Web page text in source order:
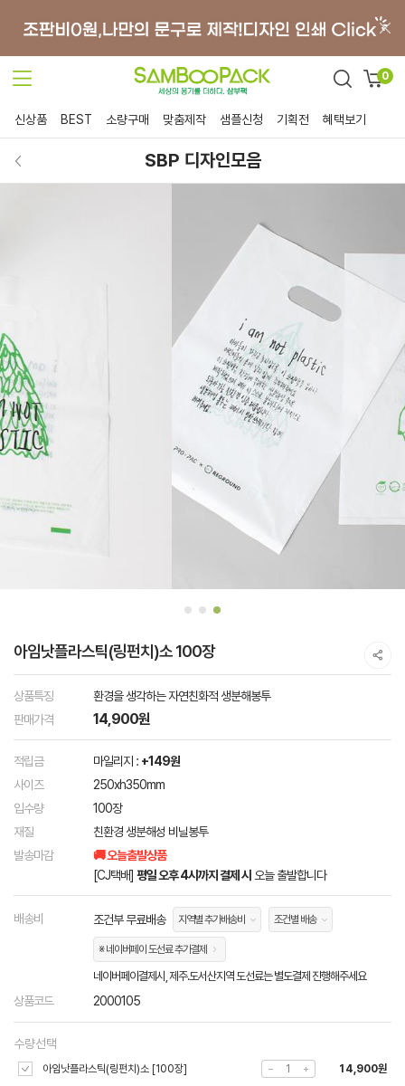
0
신상품 BEST 소량구매 맞춤제작 샘플신청 기획전 혜택보기
SBP 디자인모음
아임낫플라스틱(링펀치)소 100장
상품특징
환경을 생각하는 자연친화적 생분해봉투
판매가격
14,900원
적립금 마일리지 : +149원
사이즈
250xh350mm
입수량
100장
재질
친환경 생분해성 비닐봉투
발송마감
🚚 오늘출발상품
[CJ택배] 평일 오후 4시까지 결제 시 오늘 출발합니다
배송비 조건부 무료배송 지역별 추가배송비 조건별 배송
※ 네이버페이 도선료 추가결제
네이버페이결제시, 제주.도서산지역 도선료는 별도결제 진행해주세요
상품코드 2000105
수량선택
아임낫플라스틱(링펀치)소 [100장]
14,900원